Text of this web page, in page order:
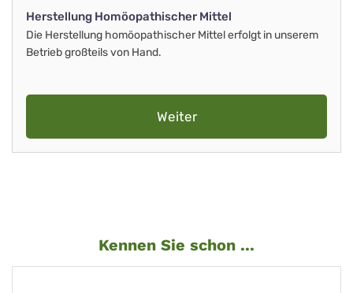
Herstellung Homöopathischer Mittel
Die Herstellung homöopathischer Mittel erfolgt in unserem
Betrieb großteils von Hand.
Weiter
Kennen Sie schon ...